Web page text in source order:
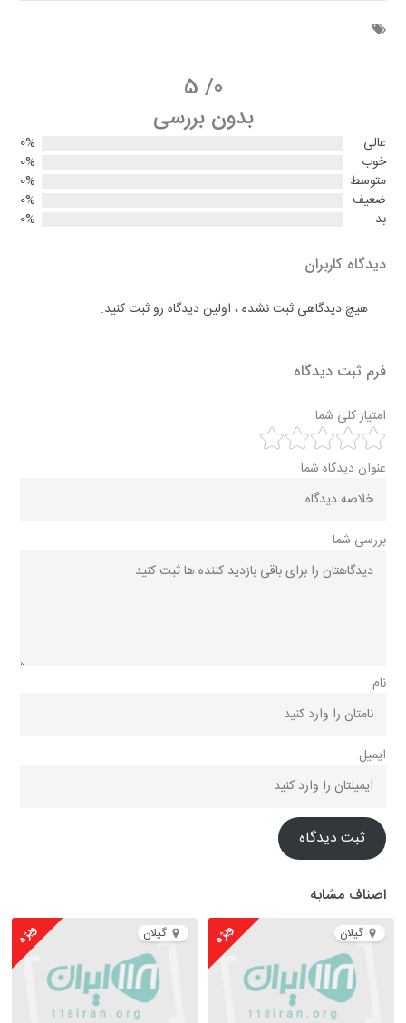
0
/
5
بدون بررسی
عالی
0%
خوب
0%
متوسط
0%
ضعیف
0%
بد
0%
دیدگاه کاربران
هیچ دیدگاهی ثبت نشده ، اولین دیدگاه رو ثبت کنید.
فرم ثبت دیدگاه
امتیاز کلی شما
عنوان دیدگاه شما
بررسی شما
نام
ایمیل
ثبت دیدگاه
اصناف مشابه
گیلان ویژه گیلان ویژه